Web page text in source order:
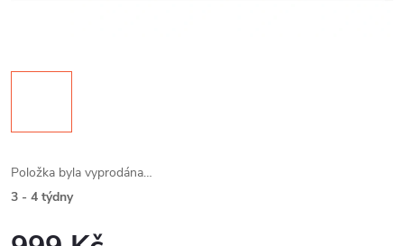
Položka byla vyprodána…
3 - 4 týdny